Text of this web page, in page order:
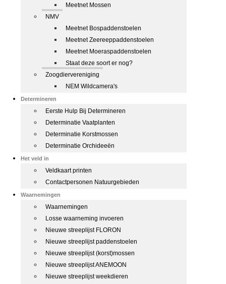
Meetnet Mossen
NMV
Meetnet Bospaddenstoelen
Meetnet Zeereeppaddenstoelen
Meetnet Moeraspaddenstoelen
Staat deze soort er nog?
Zoogdiervereniging
NEM Wildcamera's
Determineren
Eerste Hulp Bij Determineren
Determinatie Vaatplanten
Determinatie Korstmossen
Determinatie Orchideeën
Het veld in
Veldkaart printen
Contactpersonen Natuurgebieden
Waarnemingen
Waarnemingen
Losse waarneming invoeren
Nieuwe streeplijst FLORON
Nieuwe streeplijst paddenstoelen
Nieuwe streeplijst (korst)mossen
Nieuwe streeplijst ANEMOON
Nieuwe streeplijst weekdieren